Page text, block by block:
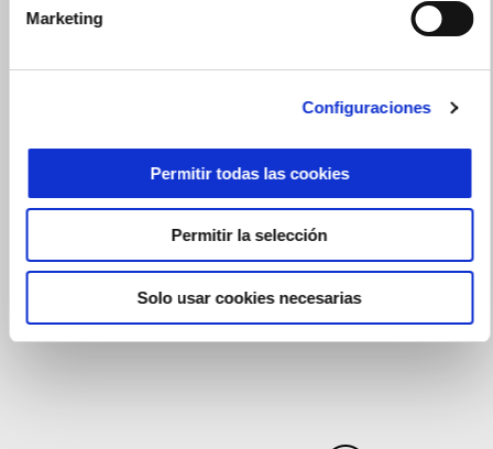
Marketing
Configuraciones
Permitir todas las cookies
Permitir la selección
Solo usar cookies necesarias
Prepárate para la acción